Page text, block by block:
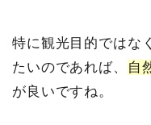
特に観光目的ではな
たいのであれば、
自
が良いですね。